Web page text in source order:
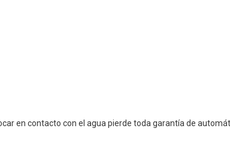
en contacto con el agua pierde toda garantía de